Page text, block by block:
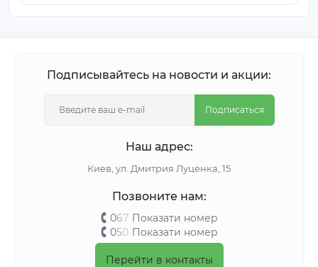
Подписывайтесь на новости и акции:
Подписаться
Наш адрес:
Киeв, ул. Дмитрия Луценка, 15
Позвоните нам:
067 Показати номер
050 Показати номер
Перейти в контакты